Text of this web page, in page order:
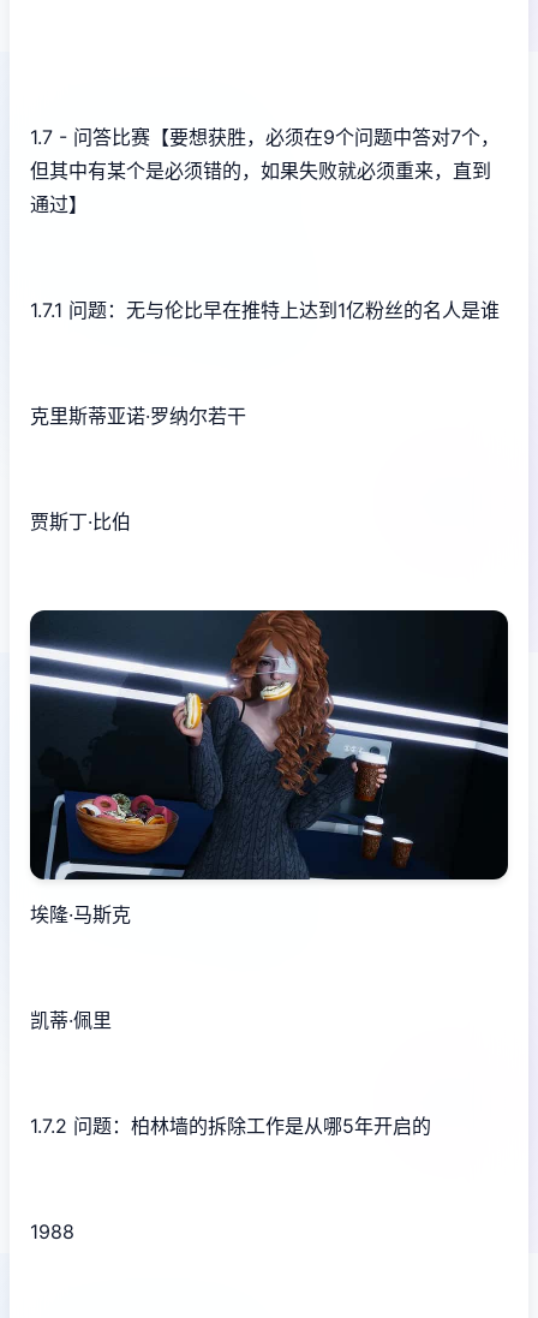
1.7 - 问答比赛【要想获胜，必须在9个问题中答对7个，
但其中有某个是必须错的，如果失败就必须重来，直到
通过】
1.7.1 问题：无与伦比早在推特上达到1亿粉丝的名人是谁
克里斯蒂亚诺·罗纳尔若干
贾斯丁·比伯
埃隆·马斯克
凯蒂·佩里
1.7.2 问题：柏林墙的拆除工作是从哪5年开启的
1988